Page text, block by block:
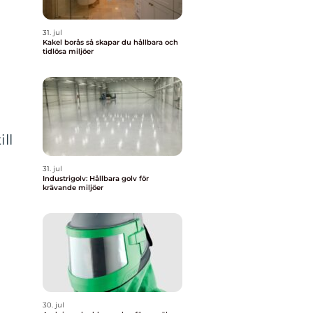
31. jul
Kakel borås så skapar du hållbara och
tidlösa miljöer
31. jul
Industrigolv: Hållbara golv för
krävande miljöer
30. jul